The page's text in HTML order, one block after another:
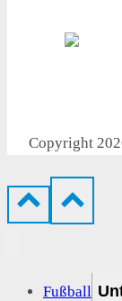
Copyright
Fußball